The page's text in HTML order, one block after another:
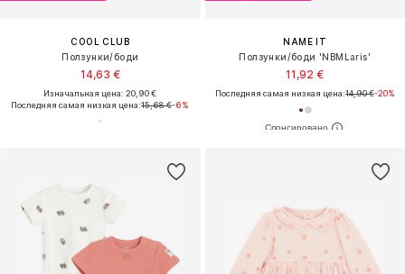
COOL CLUB
Ползунки/боди
14,63 €
Изначальная цена: 20,90 €
Последняя самая низкая цена:15,68 €-6%
NAME IT
Ползунки/боди 'NBMLaris'
11,92 €
Последняя самая низкая цена:14,90 €-20%